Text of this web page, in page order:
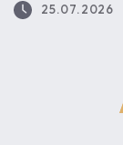
25.07.2026